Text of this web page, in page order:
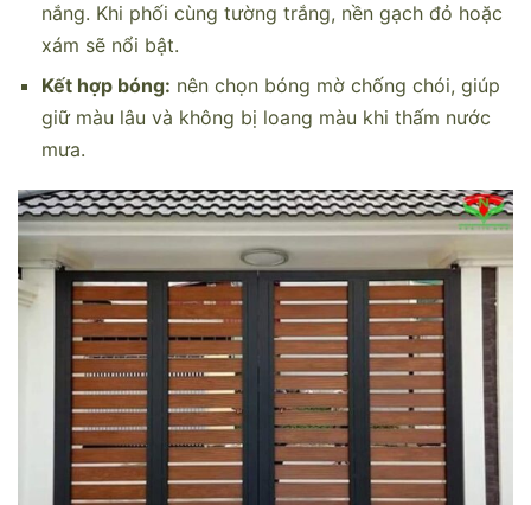
nắng. Khi phối cùng tường trắng, nền gạch đỏ hoặc
xám sẽ nổi bật.
Kết hợp bóng: nên chọn bóng mờ chống chói, giúp
giữ màu lâu và không bị loang màu khi thấm nước
mưa.